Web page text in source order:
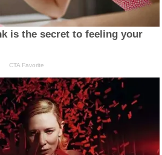
is the secret to feeling your
CTA Favorite